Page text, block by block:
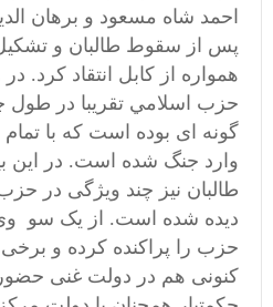
احمد شاه مسعود و برهان
پس از سقوط طالبان و
همواره از كابل انتقاد كرد.
حزب اسلامي تقریبا در
گونه ای بوده است که با
وارد جنگ شده است. در این
طالبان نیز چند ویژگی در
دیده شده است. از یک سو
حزب را پراکنده کرده و
کنونی هم در دولت غنی حضور